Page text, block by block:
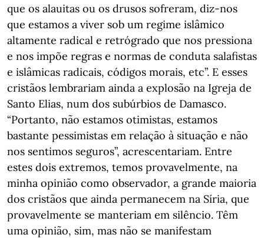
que os alauitas ou os drusos sofreram, diz-nos
que estamos a viver sob um regime islâmico
altamente radical e retrógrado que nos pressiona
e nos impõe regras e normas de conduta salafistas
e islâmicas radicais, códigos morais, etc”. E esses
cristãos lembrariam ainda a explosão na Igreja de
Santo Elias, num dos subúrbios de Damasco.
“Portanto, não estamos otimistas, estamos
bastante pessimistas em relação à situação e não
nos sentimos seguros”, acrescentariam. Entre
estes dois extremos, temos provavelmente, na
minha opinião como observador, a grande maioria
dos cristãos que ainda permanecem na Síria, que
provavelmente se manteriam em silêncio. Têm
uma opinião, sim, mas não se manifestam